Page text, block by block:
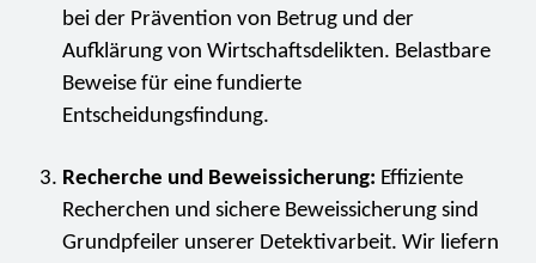
bei der Prävention von Betrug und der
Aufklärung von Wirtschaftsdelikten. Belastbare
Beweise für eine fundierte
Entscheidungsfindung.
Recherche und Beweissicherung: Effiziente
Recherchen und sichere Beweissicherung sind
Grundpfeiler unserer Detektivarbeit. Wir liefern